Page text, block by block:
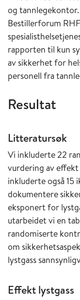
og
Bestillerforum
rapporten til kun
av sikkerhet for
personell fra
Resultat
Litteratursøk
Vi inkluderte 22
vurdering av
inkluderte også
dokumentere
eksponert for
utarbeidet vi en
randomiserte
om
lystgass
Effekt lystgass